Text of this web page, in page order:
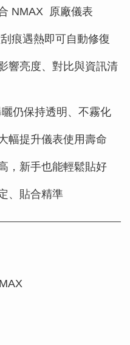
NMAX 原廠儀表
痕遇熱即可自動修復
響亮度、對比與資訊清
仍保持透明、不霧化
幅提升儀表使用壽命
，新手也能輕鬆貼好
、貼合精準